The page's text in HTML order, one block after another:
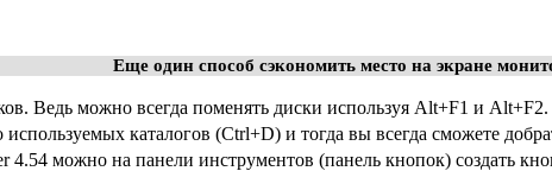
Еще один способ сэкономить место на экране
Ведь можно всегда поменять диски используя Alt+F1 и
каталогов (Ctrl+D) и тогда вы всегда сможете
4.54 можно на панели инструментов (панель кнопок) создать